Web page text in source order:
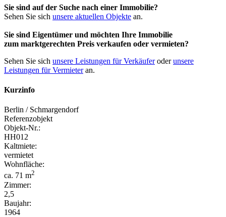
Sie sind auf der Suche nach einer Immobilie?
Sehen Sie sich unsere aktuellen Objekte an.
Sie sind Eigentümer und möchten Ihre Immobilie
zum marktgerechten Preis verkaufen oder vermieten?
Sehen Sie sich unsere Leistungen für Verkäuferoderunsere
Leistungen für Vermieteran.
Kurzinfo
Berlin / Schmargendorf
Referenzobjekt
Objekt-Nr.:
HH012
Kaltmiete:
vermietet
Wohnfläche:
ca. 71 m2
Zimmer:
2,5
Baujahr:
1964